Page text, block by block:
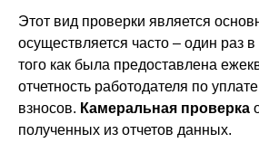
Этот вид проверки является
осуществляется часто – один раз
того как была предоставлена
отчетность работодателя по
взносов. Камеральная проверка
полученных из отчетов данных.